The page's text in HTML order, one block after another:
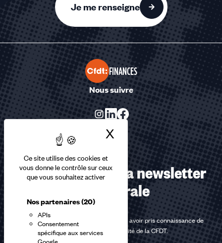
Ce site utilise des cookies et
vous donne le contrôle sur ceux
que vous souhaitez activer
Nos partenaires(20)
APIs
Consentement
spécifique aux services
X Masquer le
Je me renseigne
FINANCES
Nous suivre
Abonnez-vous à la newsletter
confédérale
En m'inscrivant à la newsletter, j'affirme avoir pris connaissance de
lapolitique de confidentialité de la CFDT.